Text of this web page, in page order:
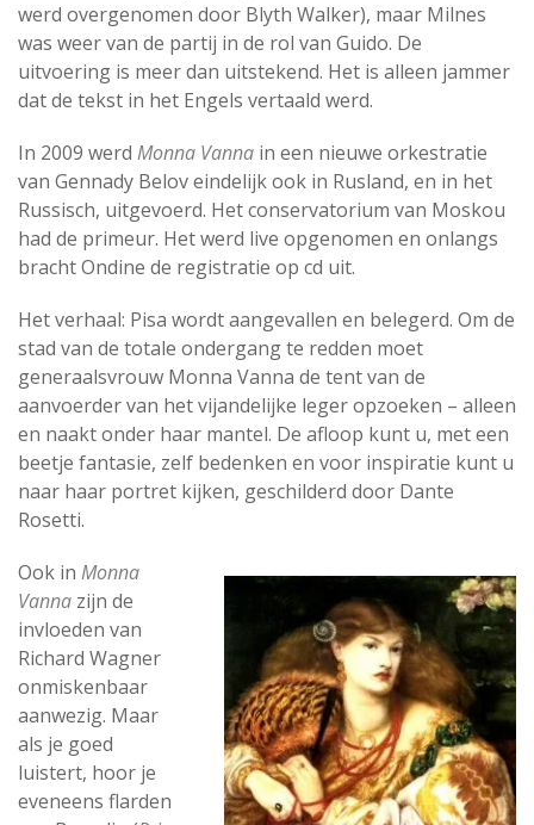
werd overgenomen door Blyth Walker), maar Milnes
was weer van de partij in de rol van Guido. De
uitvoering is meer dan uitstekend. Het is alleen jammer
dat de tekst in het Engels vertaald werd.
In 2009 werd Monna Vanna in een nieuwe orkestratie
van Gennady Belov eindelijk ook in Rusland, en in het
Russisch, uitgevoerd. Het conservatorium van Moskou
had de primeur. Het werd live opgenomen en onlangs
bracht Ondine de registratie op cd uit.
Het verhaal: Pisa wordt aangevallen en belegerd. Om de
stad van de totale ondergang te redden moet
generaalsvrouw Monna Vanna de tent van de
aanvoerder van het vijandelijke leger opzoeken – alleen
en naakt onder haar mantel. De afloop kunt u, met een
beetje fantasie, zelf bedenken en voor inspiratie kunt u
naar haar portret kijken, geschilderd door Dante
Rosetti.
Ook in Monna
Vanna zijn de
invloeden van
Richard Wagner
onmiskenbaar
aanwezig. Maar
als je goed
luistert, hoor je
eveneens flarden